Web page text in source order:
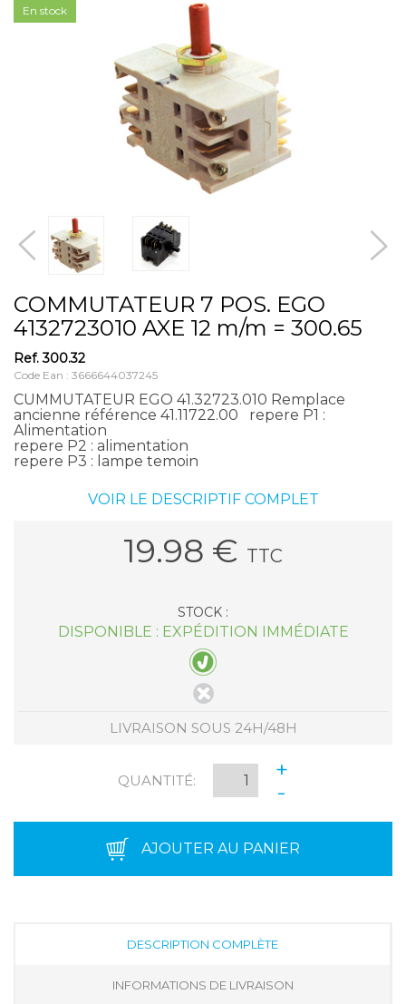
En stock
COMMUTATEUR 7 POS. EGO
4132723010 AXE 12 m/m = 300.65
Ref.300.32
Code Ean : 3666644037245
CUMMUTATEUR EGO 41.32723.010 Remplace
ancienne référence 41.11722.00 repere P1 :
Alimentation
repere P2 : alimentation
repere P3 : lampe temoin
VOIR LE DESCRIPTIF COMPLET
19.98 € TTC
STOCK :
DISPONIBLE : EXPÉDITION IMMÉDIATE
LIVRAISON SOUS 24H/48H
QUANTITÉ:
+
-
AJOUTER AU PANIER
DESCRIPTION COMPLÈTE
INFORMATIONS DE LIVRAISON